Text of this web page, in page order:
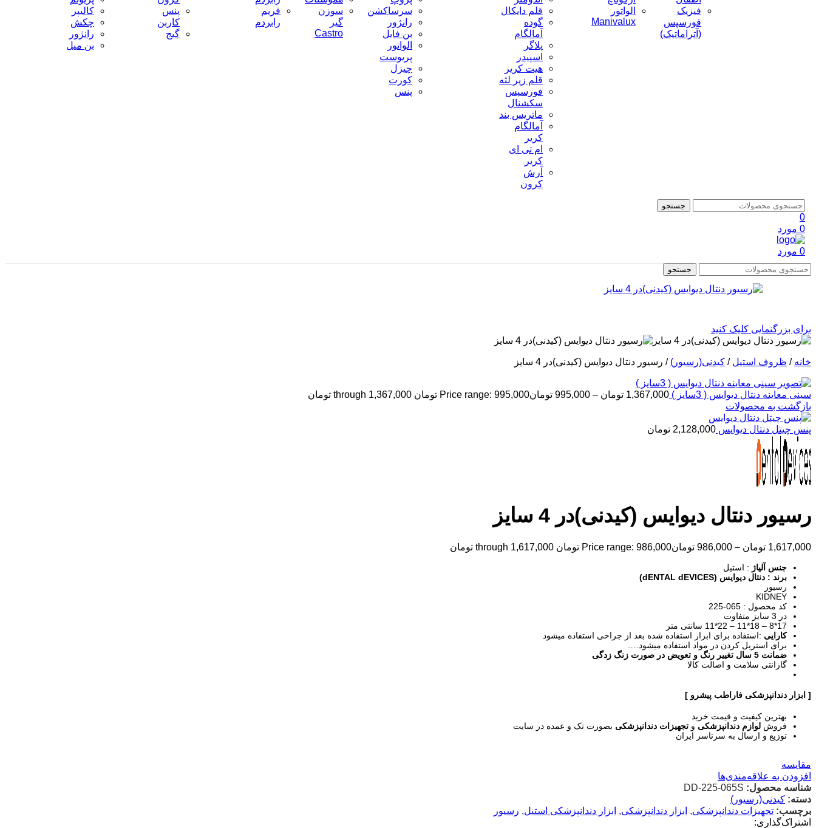
فیزیک
فورسپس
(آتراماتیک)
الواتور
Manivalux
قلم دایکال
گوده
آمالگام
پلاگر
اسپیدر
هیت کریر
قلم زیر لثه
فورسپس
سکشنال
ماتریس بند
آمالگام
کریر
ام تی ای
کریر
آرش
کرون
سرساکشن
رانژور
بن فایل
الواتور
پریوست
چیزل
کورت
پنس
سوزن
گیر
Castro
فریم
رابردم
پنس
کاربن
گیج
کالیپر
چکش
رانژور
بن میل
جستجو
0
0 مورد
0 مورد
جستجو
برای بزرگنمایی کلیک کنید
خانه / ظروف استیل / کیدنی(رسیور) / رسیور دنتال دیوایس (کیدنی)در 4 سایز
سینی معاینه دنتال دیوایس ( 3سایز ) 1,367,000 تومان –
995,000 تومانPrice range: 995,000 تومان through 1,367,000 تومان
بازگشت به محصولات
پنس چیتل دنتال دیوایس 2,128,000 تومان
رسیور دنتال دیوایس (کیدنی)در 4 سایز
1,617,000 تومان –
986,000 تومانPrice range: 986,000 تومان through 1,617,000 تومان
جنس آلیاژ : استیل
برند : دنتال دیوایس (dENTAL dEVICES)
رسیور
KIDNEY
کد محصول : 065-225
در 3 سایز متفاوت
17*8 – 18*11 – 22*11 سانتی متر
کارایی :استفاده برای ابزار استفاده شده بعد از جراحی استفاده میشود
برای استریل کردن در مواد استفاده میشود….
ضمانت 5 سال تغییر رنگ و تعویض در صورت زنگ زدگی
گارانتی سلامت و اصالت کالا
[ ابزار دندانپزشکی فاراطب پیشرو ]
بهترین کیفیت و قیمت خرید
فروش لوازم دندانپزشکی و تجهیزات دندانپزشکی بصورت تک و عمده در سایت
توزیع و ارسال به سرتاسر ایران
مقایسه
افزودن به علاقه‌مندی‌ها
شناسه محصول: DD-225-065S
دسته: کیدنی(رسیور)
برچسب: تجهیزات دندانپزشکی, ابزار دندانپزشکی, ابزار دندانپزشکی استیل, رسیور
اشتراک‌گذاری: